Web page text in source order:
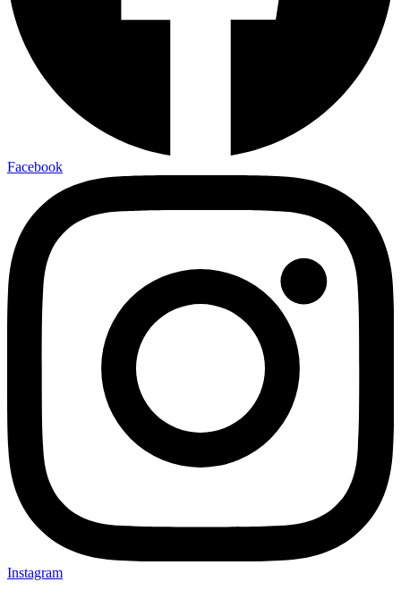
Facebook
Instagram